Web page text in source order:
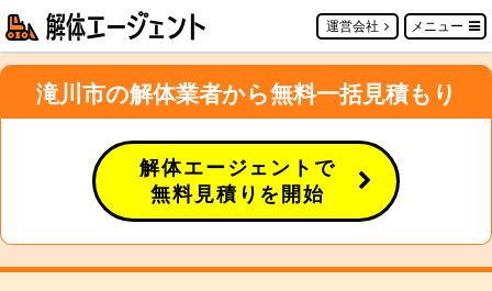
運営会社 メニュー
滝川市の解体業者から無料一括見積もり
解体エージェントで
無料見積りを開始